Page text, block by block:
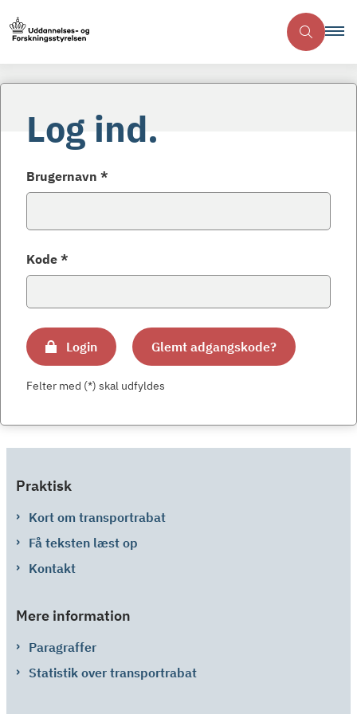
Log ind.
Brugernavn *
Kode *
Login Glemt adgangskode?
Felter med (*) skal udfyldes
Praktisk
Kort om transportrabat
Få teksten læst op
Kontakt
Mere information
Paragraffer
Statistik over transportrabat